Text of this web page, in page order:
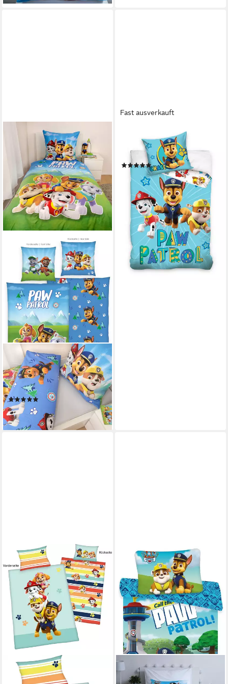
PAW PATROL
Bettwäsche Paw Patrol,
Renforcé, 2 teilig, Glow in the
Dark
(5)
ab 33,95 €
lieferbar - in 3-4 Werktagen bei dir
Fast ausverkauft
Babybettwäsche PAW Patrol
Babybettwäsche 100x135 cm
(1)
14,99 €
lieferbar - in 2-3 Werktagen bei dir
PAW PATROL
Babybettwäsche Paw Patrol,